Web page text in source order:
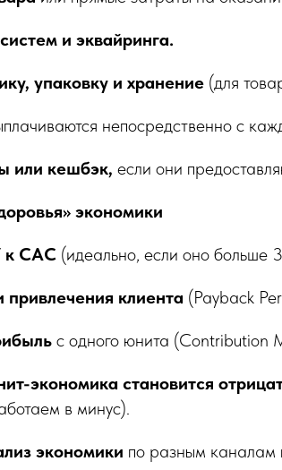
и эквайринга.
упаковку и хранение (для
непосредственно с
или кешбэк, если они
экономики
к CAC (идеально, если оно больше
клиента (Payback
с одного юнита (Contribution
экономика становится
в минус).
экономики по разным каналам